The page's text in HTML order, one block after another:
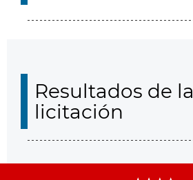
Resultados de la
licitación